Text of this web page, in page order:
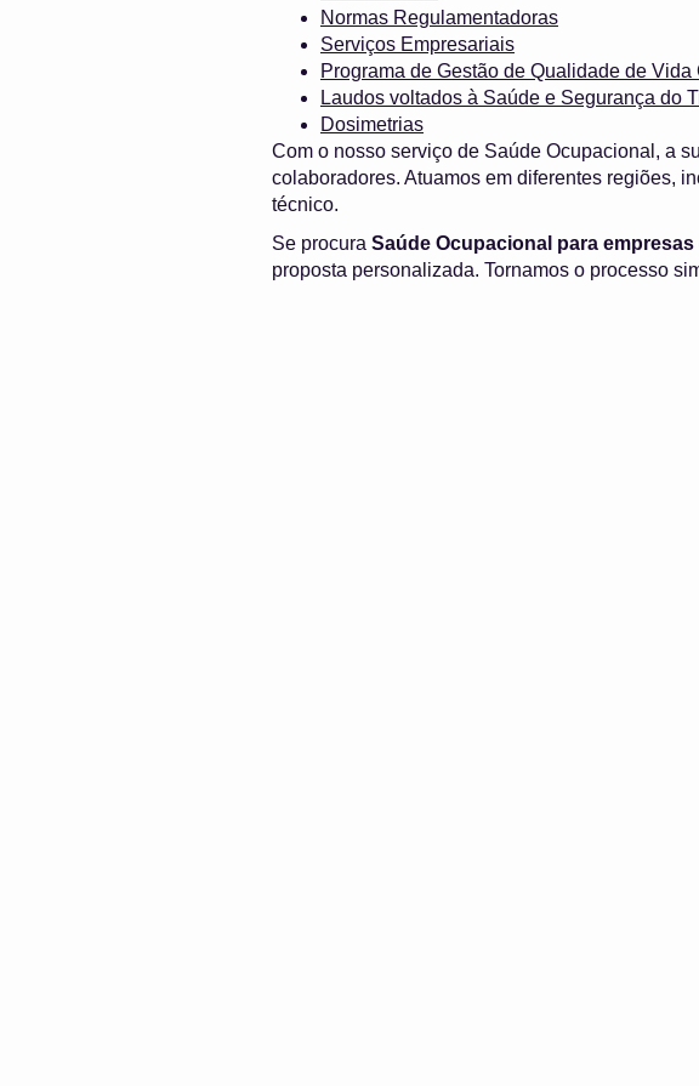
Normas Regulamentadoras
Serviços Empresariais
Programa de Gestão de Qualidade de Vida
Laudos voltados à Saúde e Segurança do
Dosimetrias
Com o nosso serviço de Saúde Ocupacional, a
colaboradores. Atuamos em diferentes regiões,
técnico.
Se procura Saúde Ocupacional para empresas
proposta personalizada. Tornamos o processo